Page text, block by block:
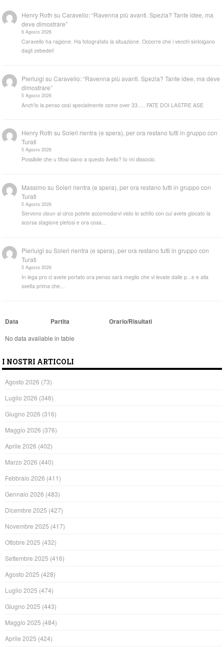
Henry Roth suCaravello: “Ravenna più avanti. Spezia? Tante idee, ma
deve dimostrare”
6 Agosto 2026
Caravello ha ragione. Ha fotografato la situazione. Occorre che i vecchi sintolgano
dagli zebedei!
Pierluigi suCaravello: “Ravenna più avanti. Spezia? Tante idee, ma deve
dimostrare”
5 Agosto 2026
Anch'io la penso così specialmente come over 33..... FATE DOI LASTRE ASE
Henry Roth suSoleri rientra (e spera), per ora restano tutti in gruppo con
Turati
5 Agosto 2026
Possibile che u tifosi siano a questo livello? Io mi dissocio.
Massimo suSoleri rientra (e spera), per ora restano tutti in gruppo con
Turati
5 Agosto 2026
Servono cloun al circo potete accomodarvi visto lo schifo con cui avete giocato la
scorsa stagione pietosi e ora cosa…
Pierluigi suSoleri rientra (e spera), per ora restano tutti in gruppo con
Turati
5 Agosto 2026
In lega pro ci avete portato ora penso sarà meglio che vi levate dalle p...e e alla
svelta prima che…
Data Partita Orario/Risultati
No data available in table
I NOSTRI ARTICOLI
Agosto 2026 (73)
Luglio 2026 (346)
Giugno 2026 (316)
Maggio 2026 (376)
Aprile 2026 (402)
Marzo 2026 (440)
Febbraio 2026 (411)
Gennaio 2026 (483)
Dicembre 2025 (427)
Novembre 2025 (417)
Ottobre 2025 (432)
Settembre 2025 (416)
Agosto 2025 (428)
Luglio 2025 (474)
Giugno 2025 (443)
Maggio 2025 (484)
Aprile 2025 (424)